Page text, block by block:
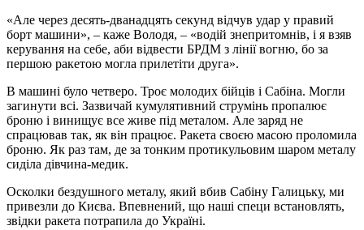
«Але через десять-дванадцять секунд відчув удар у правий
борт машини», – каже Володя, – «водій знепритомнів, і я взяв
керування на себе, аби відвести БРДМ з лінії вогню, бо за
першою ракетою могла прилетіти друга».
В машині було четверо. Троє молодих бійців і Сабіна. Могли
загинути всі. Зазвичай кумулятивний струмінь пропалює
броню і винищує все живе під металом. Але заряд не
спрацював так, як він працює. Ракета своєю масою проломила
броню. Як раз там, де за тонким протикульовим шаром металу
сиділа дівчина-медик.
Осколки бездушного металу, який вбив Сабіну Галицьку, ми
привезли до Києва. Впевнений, що наші специ встановлять,
звідки ракета потрапила до Україні.